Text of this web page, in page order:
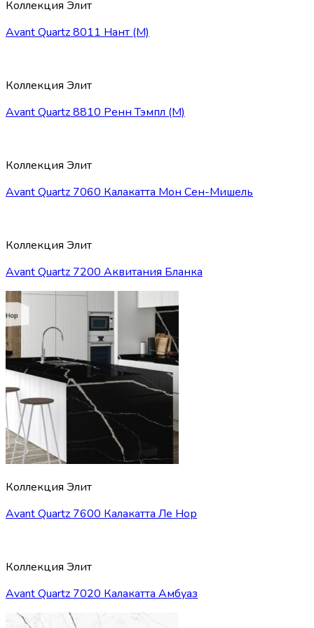
Коллекция Элит
Avant Quartz 8011 Нант (М)
Коллекция Элит
Avant Quartz 8810 Ренн Тэмпл (М)
Коллекция Элит
Avant Quartz 7060 Калакатта Мон Сен-Мишель
Коллекция Элит
Avant Quartz 7200 Аквитания Бланка
Коллекция Элит
Avant Quartz 7600 Калакатта Ле Нор
Коллекция Элит
Avant Quartz 7020 Калакатта Амбуаз